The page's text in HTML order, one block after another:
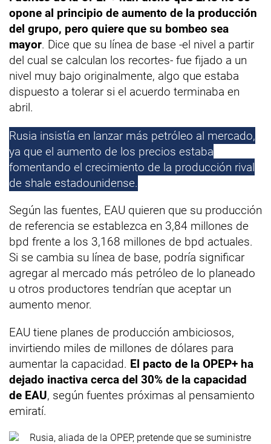
opone al principio de aumento de la producción
del grupo, pero quiere que su bombeo sea
mayor. Dice que su línea de base -el nivel a partir
del cual se calculan los recortes- fue fijado a un
nivel muy bajo originalmente, algo que estaba
dispuesto a tolerar si el acuerdo terminaba en
abril.
Rusia insistía en lanzar más petróleo al mercado,
ya que el aumento de los precios estaba
fomentando el crecimiento de la producción rival
de shale estadounidense.
Según las fuentes, EAU quieren que su producción
de referencia se establezca en 3,84 millones de
bpd frente a los 3,168 millones de bpd actuales.
Si se cambia su línea de base, podría significar
agregar al mercado más petróleo de lo planeado
u otros productores tendrían que aceptar un
aumento menor.
EAU tiene planes de producción ambiciosos,
invirtiendo miles de millones de dólares para
aumentar la capacidad. El pacto de la OPEP+ ha
dejado inactiva cerca del 30% de la capacidad
de EAU, según fuentes próximas al pensamiento
emiratí.